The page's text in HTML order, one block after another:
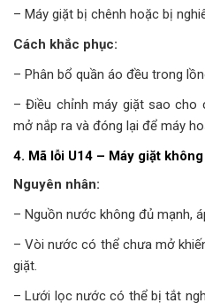
– Máy giặt bị chênh hoặc bị
Cách khắc phục:
– Phân bổ quần áo đều trong
– Điều chỉnh máy giặt sao cho
mở nắp ra và đóng lại để máy
4. Mã lỗi U14 – Máy giặt
Nguyên nhân:
– Nguồn nước không đủ mạnh,
– Vòi nước có thể chưa mở
giặt.
– Lưới lọc nước có thể bị tắt